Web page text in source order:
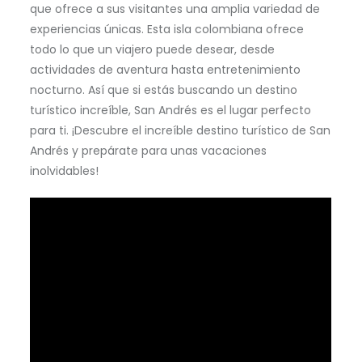
que ofrece a sus visitantes una amplia variedad de
experiencias únicas. Esta isla colombiana ofrece
todo lo que un viajero puede desear, desde
actividades de aventura hasta entretenimiento
nocturno. Así que si estás buscando un destino
turístico increíble, San Andrés es el lugar perfecto
para ti. ¡Descubre el increíble destino turístico de San
Andrés y prepárate para unas vacaciones
inolvidables!